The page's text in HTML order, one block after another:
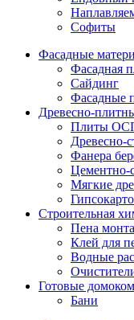
Софиты
Фасадные
Фасадная
Сайдинг
Фасадные
Древесно-
Плиты
Древесно-
Фанера
Цементно-
Мягкие
Строительная
Пена
Клей для
Водные
Готовые
Бани